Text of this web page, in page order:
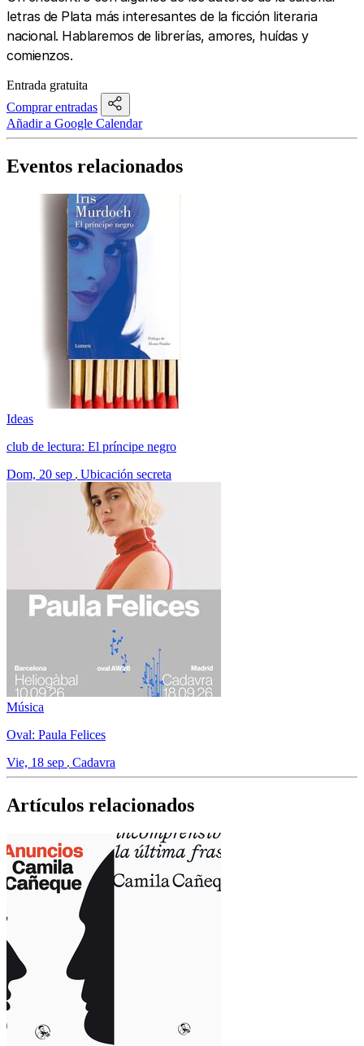
letras de Plata más interesantes de la ficción literaria
nacional. Hablaremos de librerías, amores, huídas y
comienzos.
Entrada gratuita
Comprar entradas
Añadir a Google Calendar
Eventos relacionados
Ideas
club de lectura: El príncipe negro
Dom, 20 sep Ubicación secreta
Música
Oval: Paula Felices
Vie, 18 sep Cadavra
Artículos relacionados